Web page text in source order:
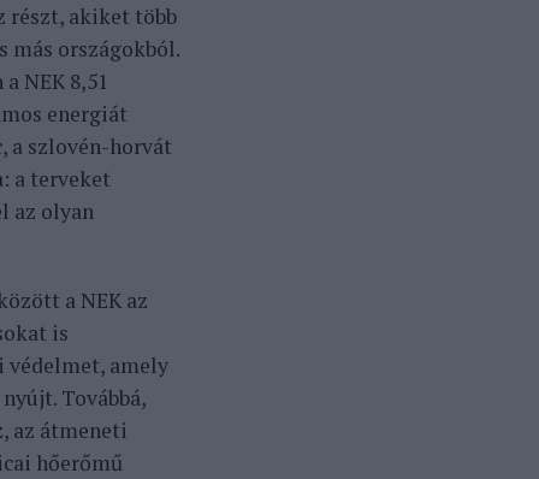
részt, akiket több
más országokból.
NEK 8,51
energiát
a szlovén-horvát
a terveket
az olyan
a NEK az
is
amely
Továbbá,
az átmeneti
hőerőmű